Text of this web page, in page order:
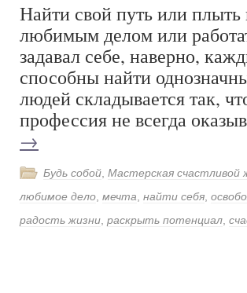
Найти свой путь или
любимым делом или
задавал себе, наверно,
способны найти
людей складывается так,
профессия не всегда
→
Будь собой Мастерская счастливой
любимое дело мечта найти себя
радость жизни раскрыть потенциал